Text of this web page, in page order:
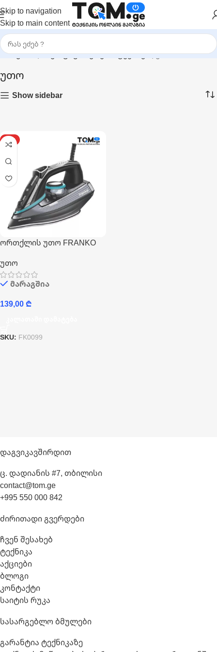
Skip to navigation
Skip to main content
მთავარი|საყოფაცხოვრებო ტექნიკა|უთო
უთო
Show sidebar
HOT
ორთქლის უთო FRANKO
უთო
მარაგშია
139,00 ₾
SKU: FK0099
Დაგვიკავშირდით
ც. დადიანის #7, თბილისი
contact@tom.ge
+995 550 000 842
Ძირითადი Გვერდები
ჩვენ შესახებ
ტექნიკა
აქციები
ბლოგი
კონტაქტი
საიტის რუკა
Სასარგებლო Ბმულები
გარანტია ტექნიკაზე